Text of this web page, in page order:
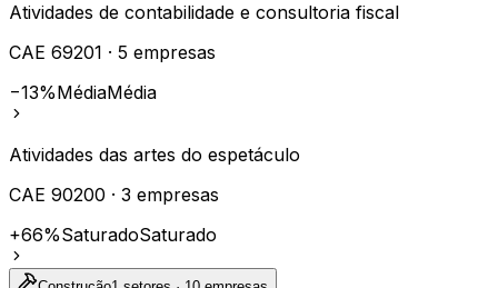
Atividades de contabilidade e consultoria fiscal
CAE 69201 · 5 empresas
−13%MédiaMédia
Atividades das artes do espetáculo
CAE 90200 · 3 empresas
+66%SaturadoSaturado